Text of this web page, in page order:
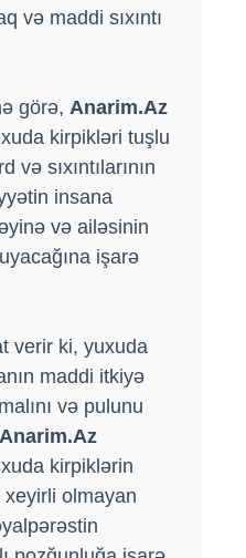
və maddi sıxıntı
görə, Anarim.Az
kirpikləri tuşlu
və sıxıntılarının
insana
və ailəsinin
işarə
verir ki, yuxuda
maddi itkiyə
və pulunu
Anarim.Az
kirpiklərin
olmayan